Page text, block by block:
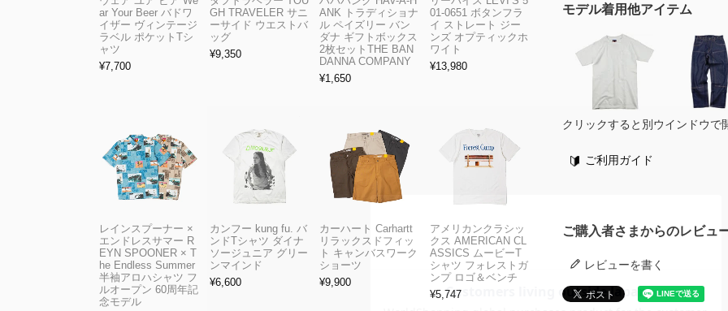
モデル着用他アイテム
クリックすると別ウインドウで
ご利用ガイド
ご購入者さまからのレビュ
レビューを書く
ar Your Beer バドワ
イザー ヴィンテージ
ラベル ポケットTシ
ャツ
¥7,700
GH TRAVELER サニ
ーサイド ウエストバ
ッグ
¥9,350
ANK トラディショナ
ル ペイズリー バン
ダナ ギフトボックス
2枚セットTHE BAN
DANNA COMPANY
¥1,650
01-0651 ボタンフラ
イ ストレート ジー
ンズ オプティックホ
ワイト
¥13,980
レインスプーナー ×
エンドレスサマー R
EYN SPOONER × T
he Endless Summer
半袖アロハシャツ フ
ルオープン 60周年記
念モデル
カンフー kung fu. バ
ンドTシャツ ダイナ
ソージュニア グリー
ンマインド
¥6,600
カーハート Carhartt
リラックスドフィッ
ト キャンバスワーク
ショーツ
¥9,900
アメリカンクラシッ
クス AMERICAN CL
ASSICS ムービーT
シャツ フォレストガ
ンプ ロゴ＆ベンチ
¥5,747